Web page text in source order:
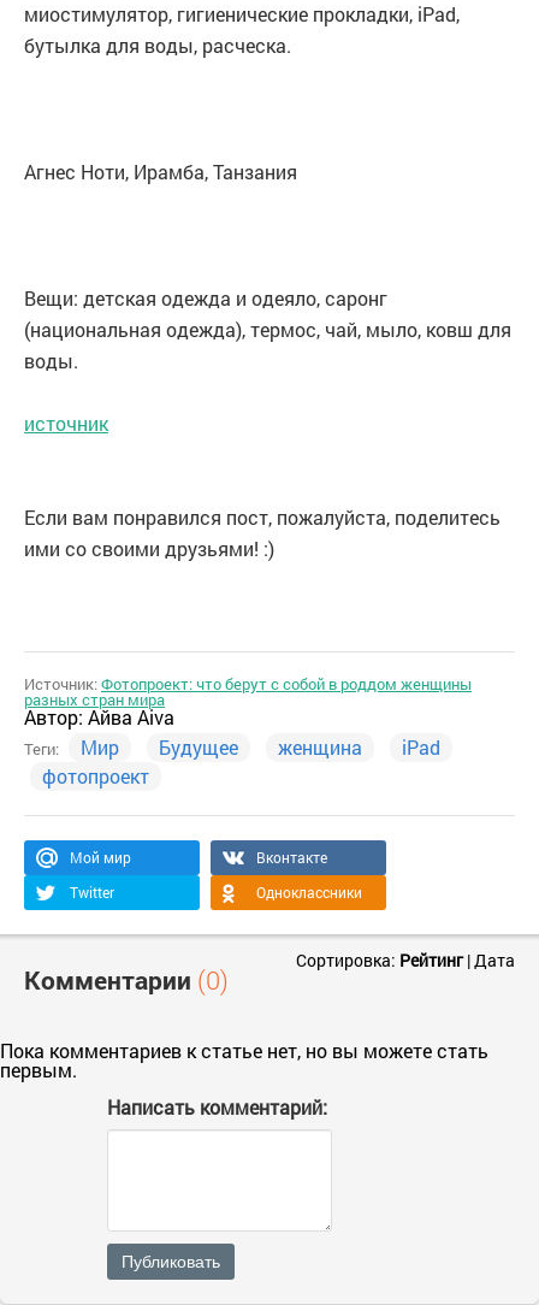
миостимулятор, гигиенические прокладки, iPad,
бутылка для воды, расческа.
Агнес Ноти, Ирамба, Танзания
Вещи: детская одежда и одеяло, саронг
(национальная одежда), термос, чай, мыло, ковш для
воды.
источник
Если вам понравился пост, пожалуйста, поделитесь
ими со своими друзьями! :)
Источник:Фотопроект: что берут с собой в роддом женщины
разных стран мира
Автор: Айва Aiva
Теги: Мир Будущее женщина
iPad
фотопроект
Мой мир
Вконтакте
Twitter
Одноклассники
Комментарии (0)
Сортировка: Рейтинг|Дата
Пока комментариев к статье нет, но вы можете стать
первым.
Написать комментарий:
Публиковать